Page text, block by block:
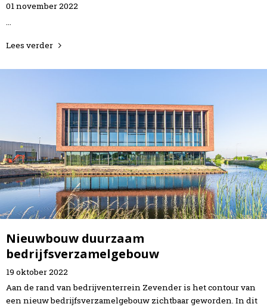
01november2022
Lees verder
Nieuwbouw duurzaam
bedrijfsverzamelgebouw
19 oktober2022
Aan de rand van bedrijventerrein Zevender is het contour van
een nieuw bedrijfsverzamelgebouw zichtbaar geworden. In dit